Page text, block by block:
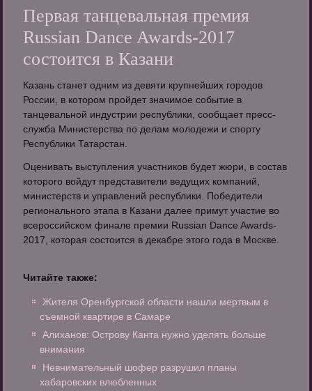
Первая танцевальная премия
Russian Dance Awards-2017
состоится в Казани
Казань станет одним из девяти крупнейших городов
России, в котором пройдет значимое событие в
танцевальной индустрии республики, сообщает пресс-
служба Министерства по делам молодежи и спорту
Республики Татарстан.
Оценивать выступления участников будет жюри, в состав
которого войдут представители ведущих компаний,
министерств и управлений республики. Победители
регионального этапа в Казани далее примут участие во
всероссийском финале премии Russian Dance Awards-
2017, которая состоится в декабре этого года в Москве.
Читайте также:
Жителя Оренбургской области нашли мертвым в
съемной квартире в Самаре
Алиханов: Острову Канта нужно уделять больше
внимания
Невнимательный шофер разрушил планы
хабаровских влюбленных